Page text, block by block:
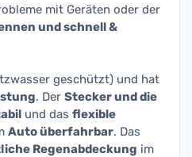
mit Geräten oder der
und schnell &
geschützt) und hat
. Der Stecker und die
und das flexible
Auto überfahrbar. Das
Regenabdeckung im